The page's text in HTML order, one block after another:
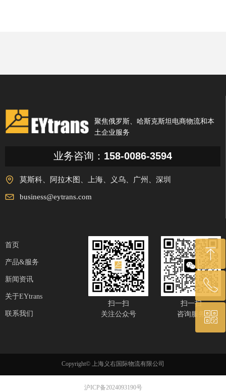
聚焦俄罗斯、哈斯克斯坦电商物流和本
土企业服务
业务咨询： 158-0086-3594
莫斯科、阿拉木图、上海、义乌、广州、深圳
business@eytrans.com
首页
产品&服务
新闻资讯
关于EYtrans
联系我们
扫一扫
咨询服务
扫一扫
关注公众号
Copyright© 上海义右国际物流有限公司
沪ICP备2024093190号
ꁸ
回到顶部
ꂅ
15800863594
ꀥ